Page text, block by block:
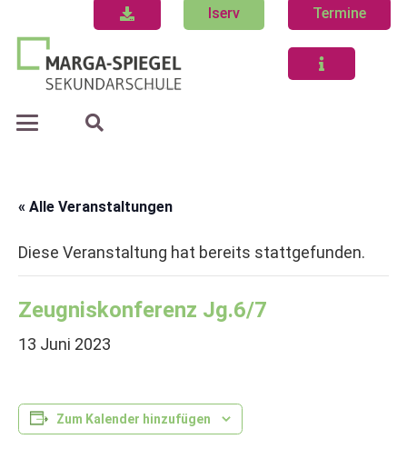
Iserv Termine
« Alle Veranstaltungen
Diese Veranstaltung hat bereits stattgefunden.
Zeugniskonferenz Jg.6/7
13 Juni 2023
Zum Kalender hinzufügen